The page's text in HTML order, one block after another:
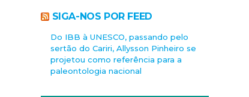
SIGA-NOS POR FEED
Do IBB à UNESCO, passando pelo
sertão do Cariri, Allysson Pinheiro se
projetou como referência para a
paleontologia nacional